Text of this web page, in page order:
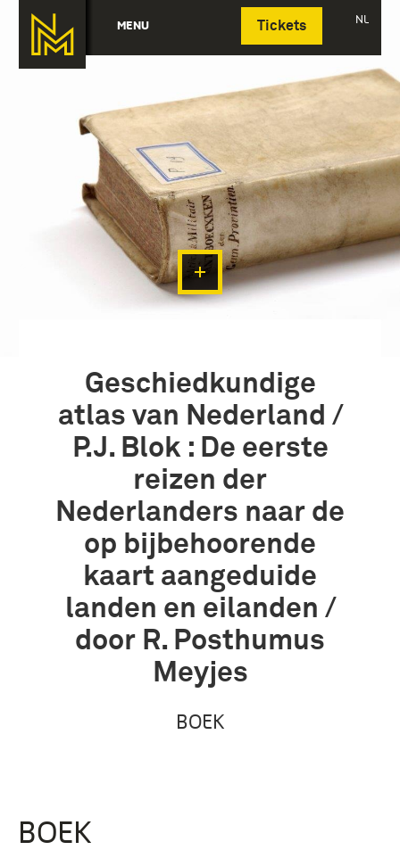
MENU Tickets NL
Deutsch
Geschiedkundige
atlas van Nederland /
P.J. Blok : De eerste
reizen der
Nederlanders naar de
op bijbehoorende
kaart aangeduide
landen en eilanden /
door R. Posthumus
Meyjes
BOEK
BOEK